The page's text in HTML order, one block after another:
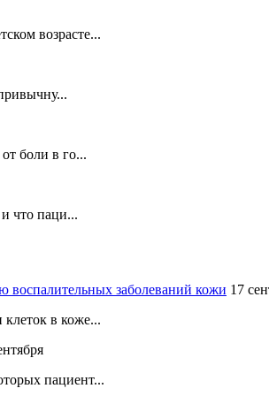
возрасте...
боли в го...
что паци...
воспалительных заболеваний кожи 17
в коже...
пациент...